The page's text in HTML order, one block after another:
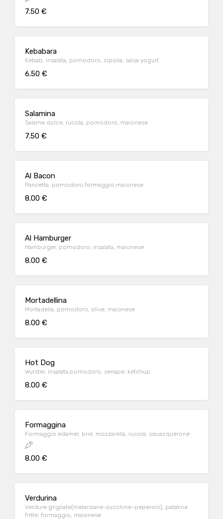
7.50 €
Kebabara
Kebab, insalata, pomodoro, cipolla, salsa yogurt
6.50 €
Salamina
Salame dolce, rucola, pomodoro, maionese
7.50 €
Al Bacon
Pancetta, pomodoro,formaggio,maionese
8.00 €
Al Hamburger
Hamburger, pomodoro, insalata, maionese
8.00 €
Mortadellina
Mortadella, pomodoro, olive, maionese
8.00 €
Hot Dog
Wurstel, insalata,pomodoro, senape, ketchup
8.00 €
Formaggina
Formaggio edamer, brie, mozzarella, rucola, squacquerone
8.00 €
Verdurina
Verdure grigliate(melanzane-zucchine-peperoni), patatine
fritte, formaggio, maionese